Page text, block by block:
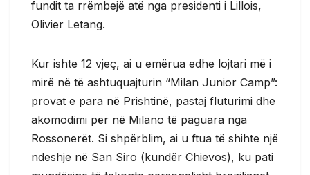
fundit ta rrëmbejë atë nga presidenti i Lillois,
Olivier Letang.
Kur ishte 12 vjeç, ai u emërua edhe lojtari më i
mirë në të ashtuquajturin “Milan Junior Camp”:
provat e para në Prishtinë, pastaj fluturimi dhe
akomodimi për në Milano të paguara nga
Rossonerët. Si shpërblim, ai u ftua të shihte një
ndeshje në San Siro (kundër Chievos), ku pati